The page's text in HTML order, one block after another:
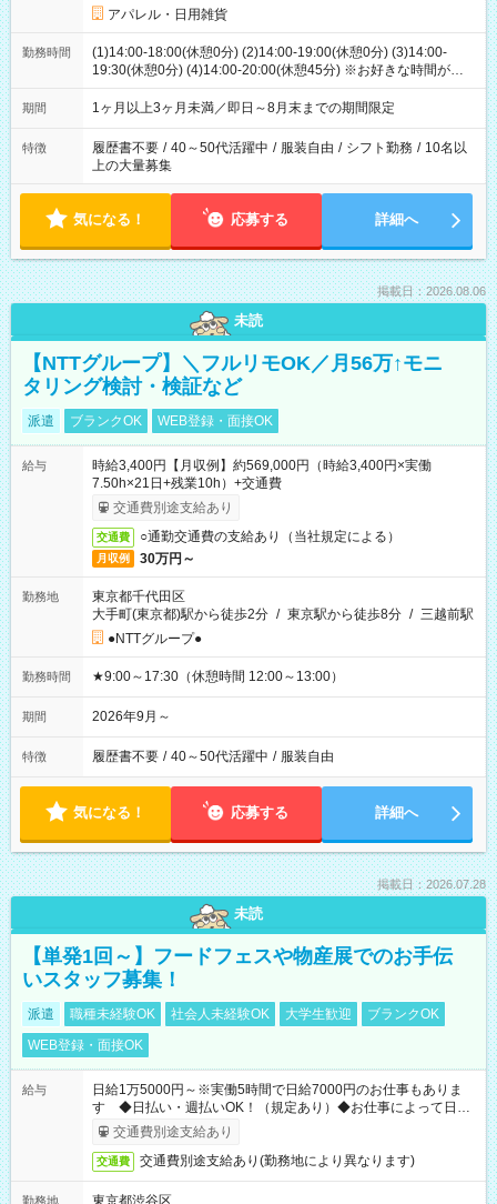
アパレル・日用雑貨
勤務時間
(1)14:00-18:00(休憩0分) (2)14:00-19:00(休憩0分) (3)14:00-
19:30(休憩0分) (4)14:00-20:00(休憩45分) ※お好きな時間が選べ
ます
期間 1ヶ月以上3ヶ月未満／即日～8月末までの期間限定
特徴 履歴書不要 / 40～50代活躍中 / 服装自由 / シフト勤務 / 10名以
上の大量募集
気になる！ 応募する 詳細へ
掲載日：2026.08.06
未読
【NTTグループ】＼フルリモOK／月56万↑モニ
タリング検討・検証など
派遣 ブランクOK WEB登録・面接OK
給与
時給3,400円【月収例】約569,000円（時給3,400円×実働
7.50h×21日+残業10h）+交通費
交通費別途支給あり
交通費 ○通勤交通費の支給あり（当社規定による）
月収例 30万円～
勤務地
東京都千代田区
大手町(東京都)駅から徒歩2分 / 東京駅から徒歩8分 / 三越前駅
●NTTグループ●
勤務時間 ★9:00～17:30（休憩時間 12:00～13:00）
期間 2026年9月～
特徴 履歴書不要 / 40～50代活躍中 / 服装自由
気になる！ 応募する 詳細へ
掲載日：2026.07.28
未読
【単発1回～】フードフェスや物産展でのお手伝
いスタッフ募集！
派遣 職種未経験OK 社会人未経験OK 大学生歓迎
ブランクOK
WEB登録・面接OK
給与
日給1万5000円～※実働5時間で日給7000円のお仕事もありま
す ◆日払い・週払いOK！（規定あり）◆お仕事によって日給
も異なります
交通費別途支給あり
交通費 交通費別途支給あり(勤務地により異なります)
勤務地 東京都渋谷区